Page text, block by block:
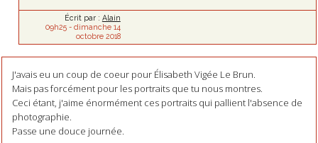
Écrit par : Alain
09h25- dimanche 14
octobre 2018
J'avais eu un coup de coeur pour Élisabeth Vigée Le Brun.
Mais pas forcément pour les portraits que tu nous montres.
Ceci étant, j'aime énormément ces portraits qui pallient l'absence de
photographie.
Passe une douce journée.